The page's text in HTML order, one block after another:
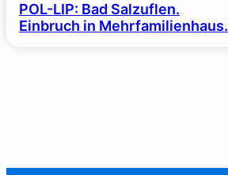
POL-LIP: Bad Salzuflen.
Einbruch in Mehrfamilienhaus.